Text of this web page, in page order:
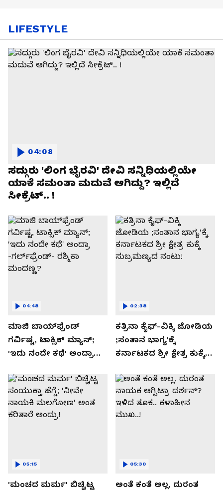
LIFESTYLE
ಸದ್ಗುರು 'ಲಿಂಗ ಭೈರವಿ' ದೇವಿ ಸನ್ನಿಧಿಯಲ್ಲಿಯೇ
ಯಾಕೆ ಸಮಂತಾ ಮದುವೆ ಆಗಿದ್ದು? ಇಲ್ಲಿದೆ
ಸೀಕ್ರೆಟ್.. !
04:08
ಮಾಜಿ ಬಾಯ್‌ಫ್ರೆಂಡ್
ಗರ್ವಿಷ್ಟ, ಟಾಕ್ಸಿಕ್ ಮ್ಯಾನ್;
'ಇದು ನಂದೇ ಕಥೆ' ಅಂದ್ರಾ
ಮಂದಣ್ಣ?
04:48
ಕತ್ರಿನಾ ಕೈಫ್-ವಿಕ್ಕಿ ಜೋಡಿಯ
;ಸಂತಾನ ಭಾಗ್ಯ'ಕ್ಕೆ
ಕರ್ನಾಟಕದ ಶ್ರೀ ಕ್ಷೇತ್ರ ಕುಕ್ಕೆ
02:38
'ಮಂಚದ ಮರ್ಮ' ಬಿಚ್ಚಿಟ್ಟ
05:15
ಅಂತೆ ಕಂತೆ ಅಲ್ಲ, ದುರಂತ
05:30